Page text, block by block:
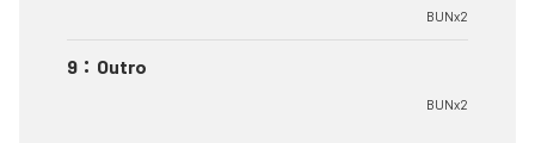
BUNx2
9 ： Outro
BUNx2